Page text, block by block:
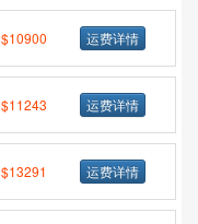
$10900 运费详情
$11243 运费详情
$13291 运费详情